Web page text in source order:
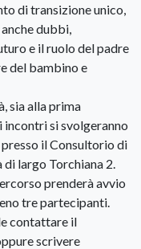
di transizione unico,
dubbi,
e il ruolo del padre
del bambino e
sia alla prima
incontri si svolgeranno
presso il Consultorio di
largo Torchiana 2.
prenderà avvio
tre partecipanti.
contattare il
scrivere